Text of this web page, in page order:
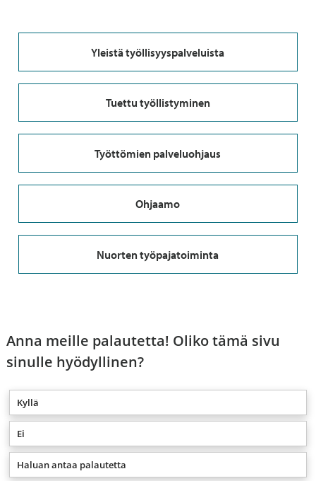
Yleistä työllisyyspalveluista
Tuettu työllistyminen
Työttömien palveluohjaus
Ohjaamo
Nuorten työpajatoiminta
Anna meille palautetta! Oliko tämä sivu
sinulle hyödyllinen?
Kyllä
Ei
Haluan antaa palautetta